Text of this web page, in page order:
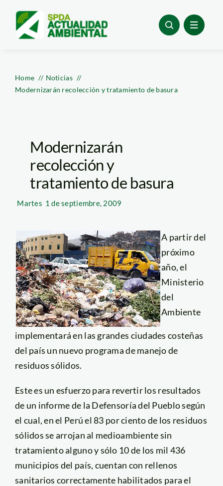
content
Home
Noticias
Modernizarán recolección y tratamiento de basura
Modernizarán
recolección y
tratamiento de basura
Martes 1 de septiembre, 2009
A partir del
próximo
año, el
Ministerio
del
Ambiente
implementará en las grandes ciudades costeñas
del país un nuevo programa de manejo de
residuos sólidos.
Este es un esfuerzo para revertir los resultados
de un informe de la Defensoría del Pueblo según
el cual, en el Perú el 83 por ciento de los residuos
sólidos se arrojan al medioambiente sin
tratamiento alguno y sólo 10 de los mil 436
municipios del país, cuentan con rellenos
sanitarios correctamente habilitados para el